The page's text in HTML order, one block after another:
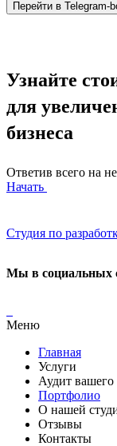
Перейти в Telegram-
Узнайте
для
бизнеса
Ответив всего на
Начать
Студия по
Мы в социальных
Меню
Главная
Услуги
Аудит вашего
Портфолио
О нашей
Отзывы
Контакты